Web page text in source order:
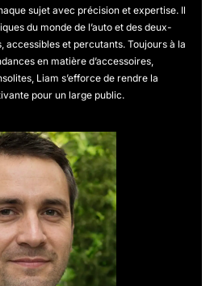
sujet avec précision et expertise. Il
du monde de l’auto et des deux-
accessibles et percutants. Toujours à la
en matière d’accessoires,
Liam s’efforce de rendre la
pour un large public.